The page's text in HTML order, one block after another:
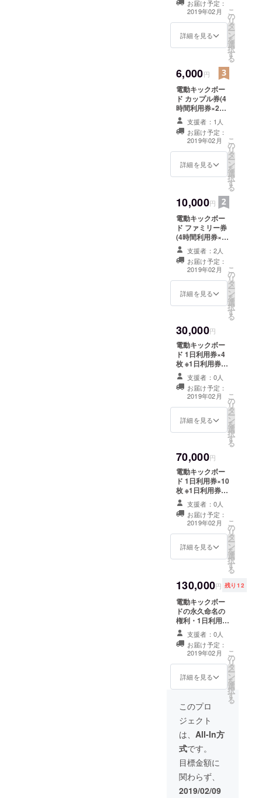
後藤と共
に、日本の
財産である
富士山を通
性プロジェ
クトを企
画・運営し
ている。
お届け予定：
2019年02月
詳細を見る
こ
の
リ
タ
ー
ン
を
選
択
す
る
6,000円
電動キックボー
ド カップル券(4
時間利用券×2名
様分)支援者：1人
お届け予定：
2019年02月
詳細を見る
こ
の
リ
タ
ー
ン
を
選
択
す
る
10,000円
電動キックボー
ド ファミリー券
(4時間利用券×4
名様分)
支援者：2人
お届け予定：
2019年02月
詳細を見る
こ
の
リ
タ
ー
ン
を
選
択
す
る
30,000円
電動キックボー
ド 1日利用券×4
枚 ※1日利用券は
「 9:00〜17:00
」で利用可能で
す。
支援者：0人
お届け予定：
2019年02月
詳細を見る
こ
の
リ
タ
ー
ン
を
選
択
す
る
70,000円
電動キックボー
ド 1日利用券×10
枚 ※1日利用券は
「 9:00〜17:00
」で利用可能で
す。
支援者：0人
お届け予定：
2019年02月
詳細を見る
こ
の
リ
タ
ー
ン
を
選
択
す
る
130,000円 残り12
電動キックボー
ドの永久命名の
権利・1日利用券
×1枚 ※1日利用券
は「 9:00〜
17:00 」で利用
可能です。
支援者：0人
お届け予定：
2019年02月
詳細を見る
こ
の
リ
タ
ー
ン
を
選
択
す
る
このプロ
ジェクト
は、 All-In方
式です。
目標金額に
関わらず、
2019/02/09